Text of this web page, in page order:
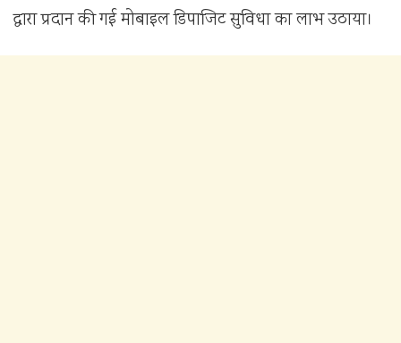
द्वारा प्रदान की गई मोबाइल डिपाजिट सुविधा का लाभ उठाया।